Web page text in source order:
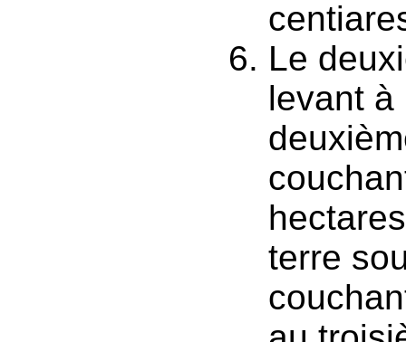
Le
levant à
terre